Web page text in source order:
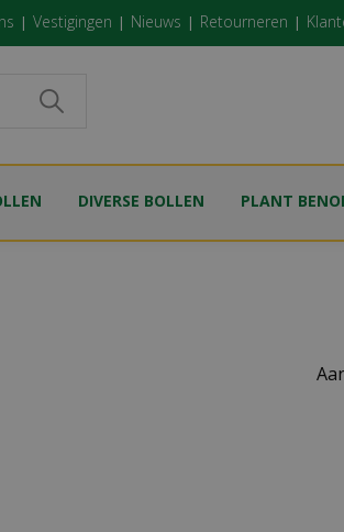
Vestigingen Nieuws Retourneren
DIVERSE BOLLEN PLANT